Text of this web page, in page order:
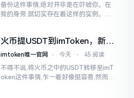
备份这件事情,绝对并非是在吓唬你。在
我的身旁,就切实存在着这样的实例。有
失得无影无踪了
火币提USDT到imToken，新手
最容易踩的坑
imtoken唯一官网 ⋅ 今天 ⋅ 45 阅读
不得不说,将火币之中的USDT转移至imT
oken这件事情,乍一看好像挺容易,然而在